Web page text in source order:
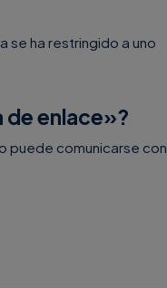
se ha restringido a uno
enlace»?
puede comunicarse con